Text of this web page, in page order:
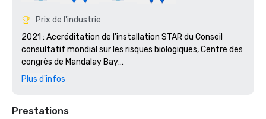
Prix de l'industrie
2021 : Accréditation de l'installation STAR du Conseil
consultatif mondial sur les risques biologiques, Centre des
congrès de Mandalay Bay
2018 : Prix Platinum Choice, Smart Meetings
2017 : Meilleur hôtel de centre de congrès, Smart Meetings
Plus d'infos
Prestations